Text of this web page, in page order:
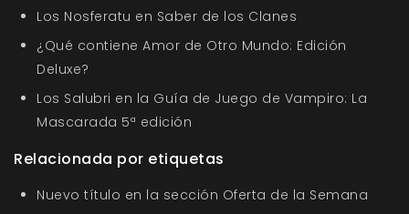
Los Nosferatu en Saber de los Clanes
¿Qué contiene Amor de Otro Mundo: Edición
Deluxe?
Los Salubri en la Guía de Juego de Vampiro: La
Mascarada 5ª edición
Relacionada por etiquetas
Nuevo título en la sección Oferta de la Semana